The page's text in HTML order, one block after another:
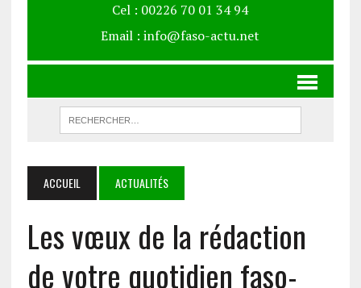
Cel : 00226 70 01 34 94
Email : info@faso-actu.net
ACCUEIL ACTUALITÉS
Les vœux de la rédaction
de votre quotidien faso-